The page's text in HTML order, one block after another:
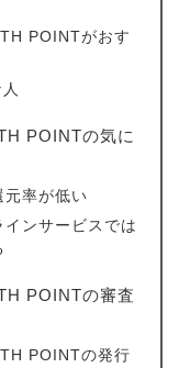
POINTがおす
POINTの気に
元率が低い
ンサービスでは
POINTの審査
POINTの発行